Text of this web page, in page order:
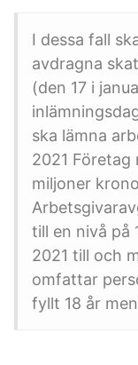
I dessa fall
avdragna
(den 17 i
ska lämna
2021
miljoner
till en nivå på
2021 till och
omfattar
fyllt 18 år